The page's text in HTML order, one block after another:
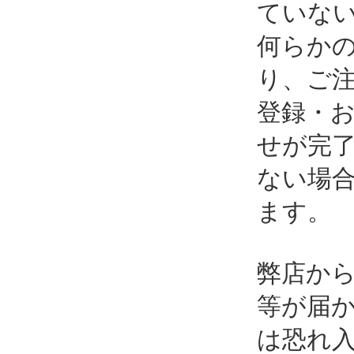
ていな
何らか
り、ご
登録・
せが完
ない場
ます。
弊店か
等が届
は恐れ